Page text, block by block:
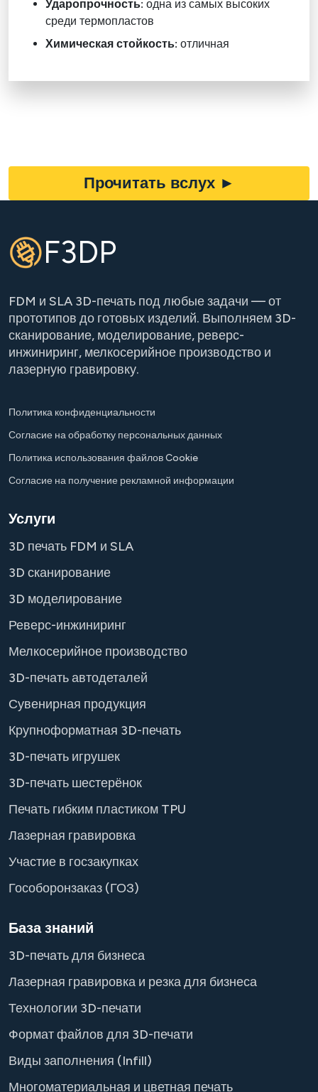
Ударопрочность: одна из самых высоких
среди термопластов
Химическая стойкость: отличная
Прочитать вслух ►
F3DP
FDM и SLA 3D-печать под любые задачи — от
прототипов до готовых изделий. Выполняем 3D-
сканирование, моделирование, реверс-
инжиниринг, мелкосерийное производство и
лазерную гравировку.
Политика конфиденциальности
Согласие на обработку персональных данных
Политика использования файлов Cookie
Согласие на получение рекламной информации
Услуги
3D печать FDM и SLA
3D сканирование
3D моделирование
Реверс-инжиниринг
Мелкосерийное производство
3D-печать автодеталей
Сувенирная продукция
Крупноформатная 3D-печать
3D-печать игрушек
3D-печать шестерёнок
Печать гибким пластиком TPU
Лазерная гравировка
Участие в госзакупках
Гособоронзаказ (ГОЗ)
База знаний
3D-печать для бизнеса
Лазерная гравировка и резка для бизнеса
Технологии 3D-печати
Формат файлов для 3D-печати
Виды заполнения (Infill)
Многоматериальная и цветная печать